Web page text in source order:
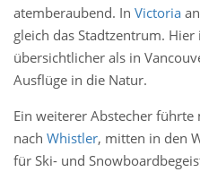
atemberaubend. In Victoria
gleich das Stadtzentrum.
übersichtlicher als in
Ausflüge in die Natur.
Ein weiterer Abstecher führte
nach Whistler, mitten in den
für Ski- und